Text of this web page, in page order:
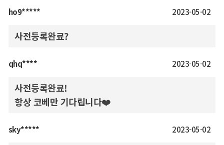
ho9***** 2023-05-02
사전등록완료?
qhq**** 2023-05-02
사전등록완료!
항상 코베만 기다립니다❤️
sky***** 2023-05-02